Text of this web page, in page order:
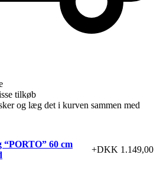
tilkøb
og læg det i kurven sammen med
“PORTO” 60 cm
+DKK 1.149,00